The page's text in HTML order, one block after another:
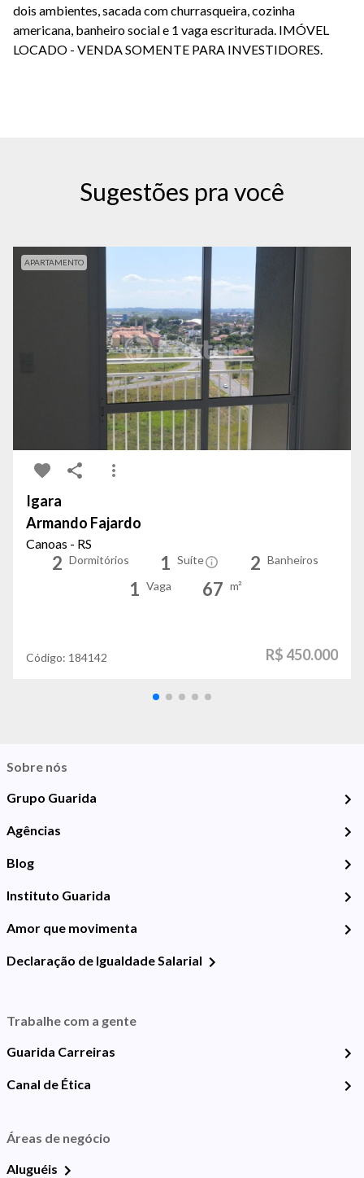
dois ambientes, sacada com churrasqueira, cozinha
americana, banheiro social e 1 vaga escriturada. IMÓVEL
LOCADO - VENDA SOMENTE PARA INVESTIDORES.
Sugestões pra você
APARTAMENTO
Igara
Armando Fajardo
Canoas - RS
2 Dormitórios 1 Suíte 2 Banheiros
1 Vaga 67 m²
Código: 184142 R$ 450.000
Sobre nós
Grupo Guarida
Agências
Blog
Instituto Guarida
Amor que movimenta
Declaração de Igualdade Salarial
Trabalhe com a gente
Guarida Carreiras
Canal de Ética
Áreas de negócio
Aluguéis